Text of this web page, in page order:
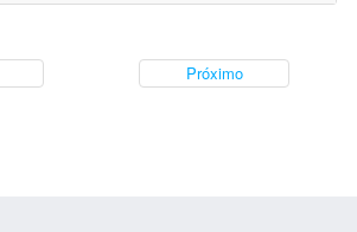
Próximo